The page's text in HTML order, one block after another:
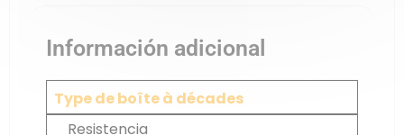
Información adicional
Type de boîte à décades
Resistencia